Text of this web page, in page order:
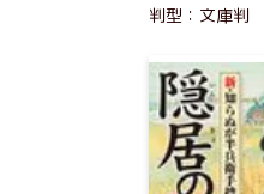
判型：文庫判